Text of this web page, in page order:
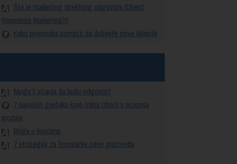
Šta je marketing direktnog odgovora (Direct
Response Marketing)?
Kako preporuka pomaže da dobijete nove klijente
Mogu li pitanja da budu odgovor?
7 najvećih grešaka koje treba izbeći u procesu
prodaje
Briga o kupcima
7 strategija za formiranje cene proizvoda